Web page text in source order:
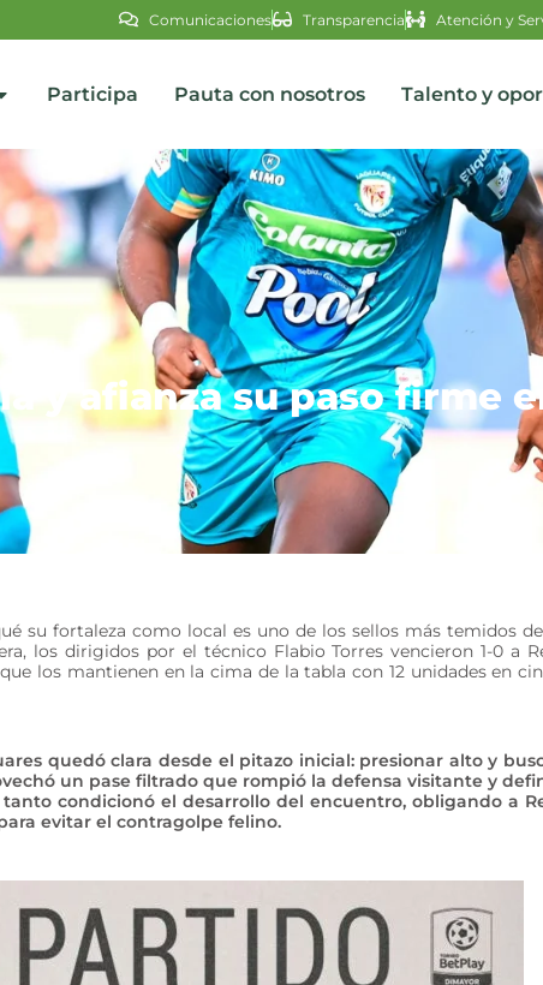
Comunicaciones Transparencia Atención y
Participa Pauta con nosotros Talento y
y afianza su paso firme
su fortaleza como local es uno de los sellos más temidos
los dirigidos por el técnico Flabio Torres vencieron 1-0 a
los mantienen en la cima de la tabla con 12 unidades en
quedó clara desde el pitazo inicial: presionar alto y
un pase filtrado que rompió la defensa visitante y
condicionó el desarrollo del encuentro, obligando a
evitar el contragolpe felino.